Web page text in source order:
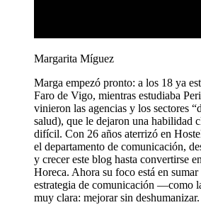
Margarita Míguez
Marga empezó pronto: a los 18 ya
Faro de Vigo, mientras estudiaba
vinieron las agencias y los sectores
salud), que le dejaron una habilidad
difícil. Con 26 años aterrizó en
el departamento de comunicación,
y crecer este blog hasta convertirse
Horeca. Ahora su foco está en sumar
estrategia de comunicación —como
muy clara: mejorar sin deshumanizar.